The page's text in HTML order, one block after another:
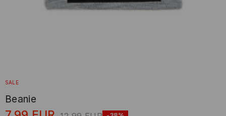
SALE
Beanie